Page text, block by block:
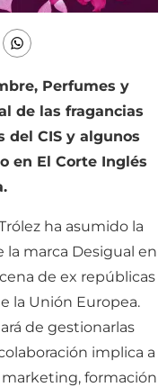
Perfumes y
de las fragancias
del CIS y algunos
en El Corte Inglés
ha asumido la
la marca Desigual en
de ex repúblicas
la Unión Europea.
de gestionarlas
implica a
formación